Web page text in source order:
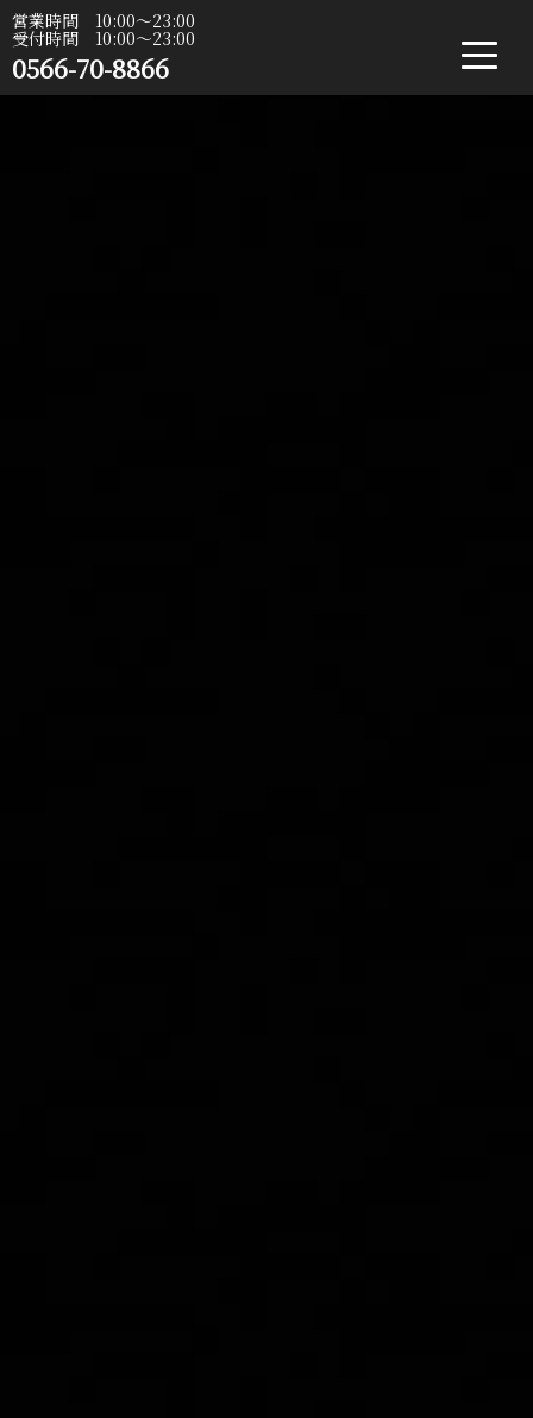
営業時間 10:00〜23:00
受付時間 10:00〜23:00
0566-70-8866